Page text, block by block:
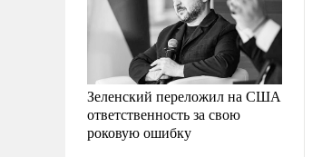
Зеленский переложил на США
ответственность за свою
роковую ошибку